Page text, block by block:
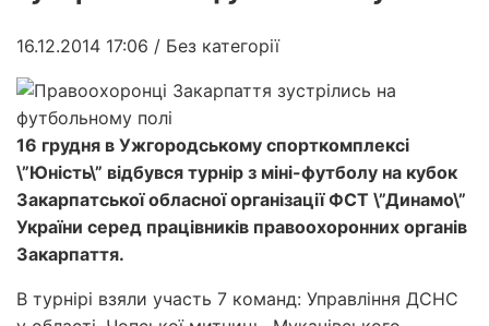
16.12.2014 17:06 / Без категорії
16 грудня в Ужгородському спорткомплексі
\”Юність\” відбувся турнір з міні-футболу на кубок
Закарпатської обласної організації ФСТ \”Динамо\”
України серед працівників правоохоронних органів
Закарпаття.
В турнірі взяли участь 7 команд: Управління ДСНС